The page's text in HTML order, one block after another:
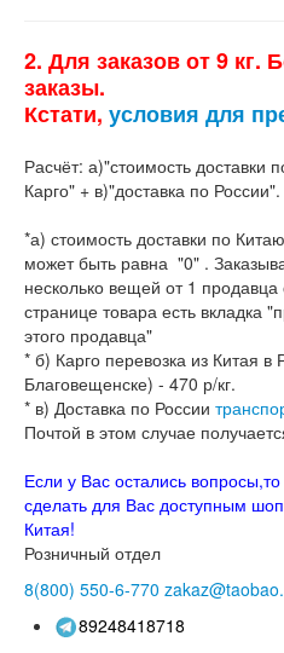
2. Для заказов от 9
заказы.
Кстати, условия для
Расчёт: а)"стоимость доставки
Карго" + в)"доставка по России".
*а) стоимость доставки по
может быть равна "0" .
несколько вещей от 1
странице товара есть вкладка
этого продавца"
* б) Карго перевозка из Китая в
Благовещенске) - 470 р/кг.
* в) Доставка по России
Почтой в этом случае
Если у Вас остались
сделать для Вас доступным
Китая!
Розничный отдел
8(800) 550-6-770
89248418718